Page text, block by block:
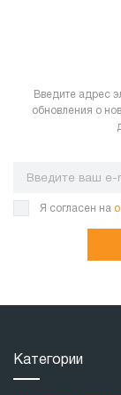
Введите адрес
обновления о
Я согласен на
Категории